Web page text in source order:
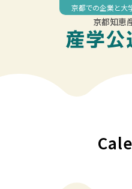
京都での企業と大
京都知恵